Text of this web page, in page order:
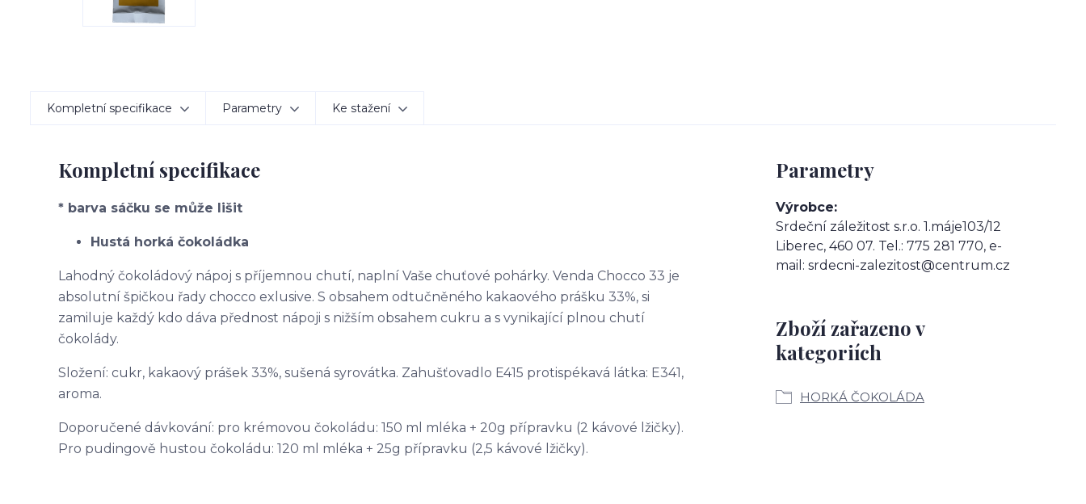
Kompletní specifikace Parametry Ke stažení
Kompletní specifikace
* barva sáčku se může lišit
Hustá horká čokoládka
Lahodný čokoládový nápoj s příjemnou chutí, naplní Vaše chuťové pohárky. Venda Chocco 33 je
absolutní špičkou řady chocco exlusive. S obsahem odtučněného kakaového prášku 33%, si
zamiluje každý kdo dáva přednost nápoji s nižším obsahem cukru a s vynikající plnou chutí
čokolády.
Složení: cukr, kakaový prášek 33%, sušená syrovátka. Zahušťovadlo E415 protispékavá látka: E341,
aroma.
Doporučené dávkování: pro krémovou čokoládu: 150 ml mléka + 20g přípravku (2 kávové lžičky).
Pro pudingově hustou čokoládu: 120 ml mléka + 25g přípravku (2,5 kávové lžičky).
Parametry
Výrobce
Srdeční záležitost s.r.o. 1.máje103/12
Liberec, 460 07. Tel.: 775 281 770, e-
mail: srdecni-zalezitost@centrum.cz
Zboží zařazeno v
kategoriích
HORKÁ ČOKOLÁDA